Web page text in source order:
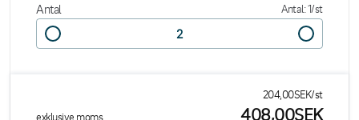
Antal Antal: 1/st
204,00SEK/st
exklusive moms
408,00SEK